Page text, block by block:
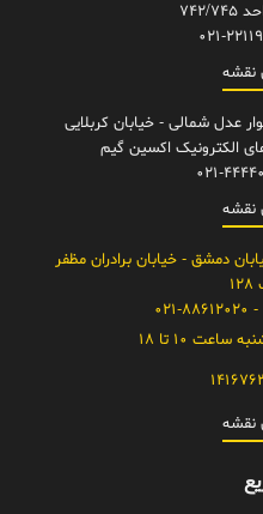
745
021-
نقشه
عدل شمالی - خیابان کربلایی
الکترونیک اکسین گیم
021-
نقشه
دمشق - خیابان برادران مظفر
ساعت 10 تا 18
نقشه